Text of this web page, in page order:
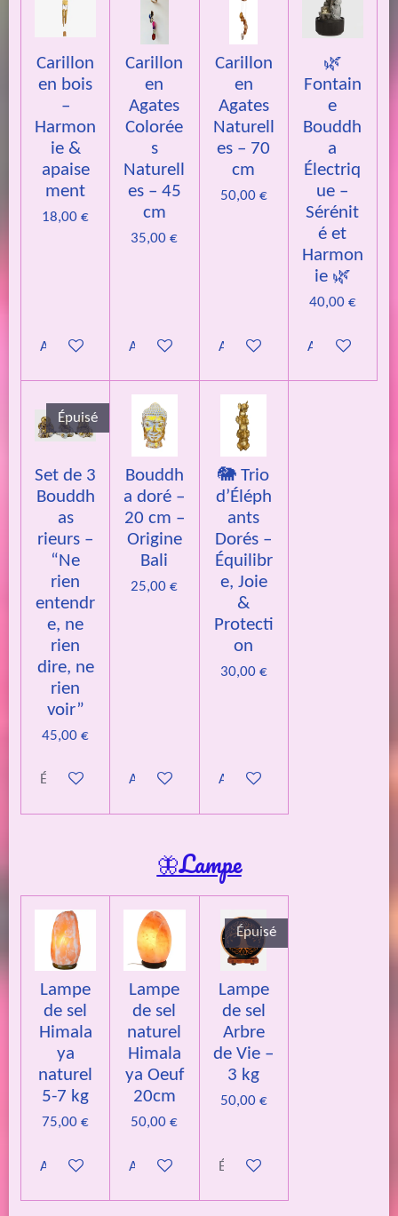
Carillon
en bois
–
Harmon
ie &
apaise
ment
18,00 €
Ajouter au panier
Carillon
en
Agates
Colorée
s
Naturell
es – 45
cm
35,00 €
Ajouter au panier
Carillon
en
Agates
Naturell
es – 70
cm
50,00 €
Ajouter au panier
🌿
Fontain
e
Bouddh
a
Électriq
ue –
Sérénit
é et
Harmon
ie 🌿
40,00 €
Ajouter au
Épuisé
Set de 3
Bouddh
as
rieurs –
“Ne
rien
entendr
e, ne
rien
dire, ne
rien
voir”
45,00 €
Épuisé
Bouddh
a doré –
20 cm –
Origine
Bali
25,00 €
Ajouter au panier
🐘 Trio
d’Éléph
ants
Dorés –
Équilibr
e, Joie
&
Protecti
on
30,00 €
Ajouter au panier
🦋Lampe
Lampe
de sel
Himala
ya
naturel
5-7 kg
75,00 €
Ajouter au panier
Lampe
de sel
naturel
Himala
ya Oeuf
20cm
50,00 €
Ajouter au panier
Épuisé
Lampe
de sel
Arbre
de Vie –
3 kg
50,00 €
Épuisé